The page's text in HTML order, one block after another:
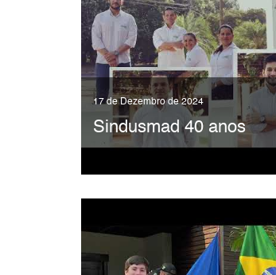
17 de Dezembro de 2024
Sindusmad 40 anos